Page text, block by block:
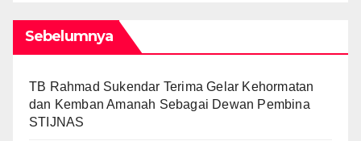
Sebelumnya
TB Rahmad Sukendar Terima Gelar Kehormatan
dan Kemban Amanah Sebagai Dewan Pembina
STIJNAS